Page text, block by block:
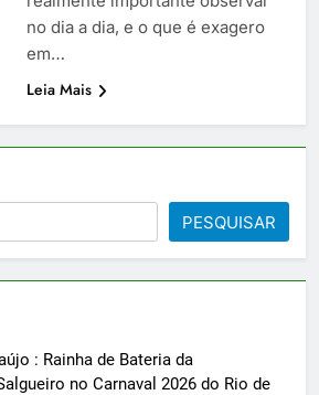
no dia a dia, e o que é exagero
em…
Leia Mais
PESQUISAR
: Rainha de Bateria da
no Carnaval 2026 do Rio de